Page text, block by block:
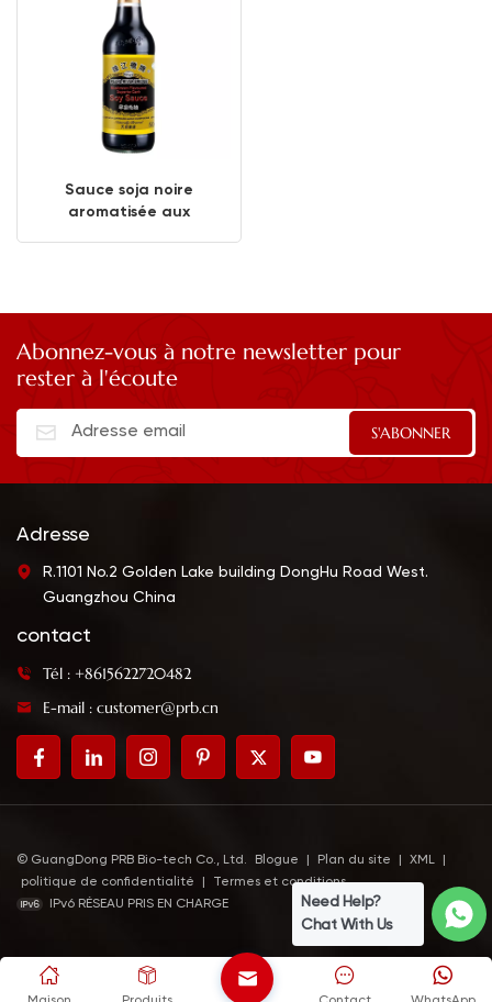
Sauce soja noire
aromatisée aux
Abonnez-vous à notre newsletter pour
rester à l'écoute
Adresse
R.1101 No.2 Golden Lake building DongHu Road West.
Guangzhou China
contact
Tél : +8615622720482
E-mail : customer@prb.cn
© GuangDong PRB Bio-tech Co., Ltd. Blogue Plan du site XML
politique de confidentialité
Termes et conditions
IPv6 RÉSEAU PRIS EN CHARGE
Need Help?
Chat With Us